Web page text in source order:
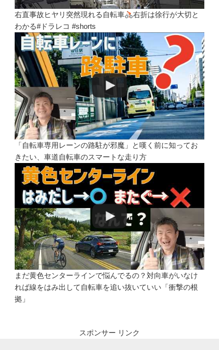
右直事故ヒヤリ突然現れる自転車
右折は徐行が大切と
わかる#ドラレコ #shorts
「自転車専用レーンの路駐が邪魔」と嘆く前に知ってお
きたい、車道自転車のスマートな走り方
まだ黄色センターラインで悩んでるの？対向車がいなけ
れば線をはみ出して自転車を追い抜いていい「衝撃の根
拠」
スポンサー リンク